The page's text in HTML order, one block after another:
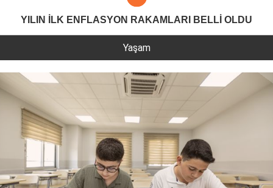
YILIN İLK ENFLASYON RAKAMLARI BELLİ OLDU
Yaşam